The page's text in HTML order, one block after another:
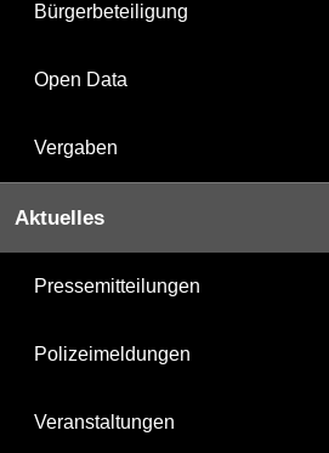
Bürgerbeteiligung
Open Data
Vergaben
Aktuelles
Pressemitteilungen
Polizeimeldungen
Veranstaltungen